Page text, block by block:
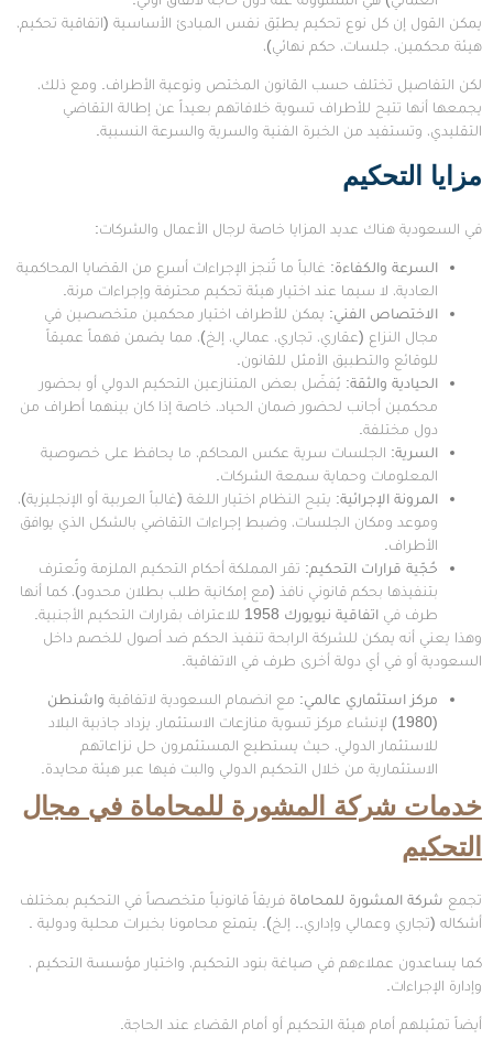
يمكن القول إن كل نوع تحكيم يطبّق نفس المبادئ الأساسية (اتفاقية تحكيم،
هيئة محكمين، جلسات، حكم نهائي)،
لكن التفاصيل تختلف حسب القانون المختص ونوعية الأطراف. ومع ذلك،
يجمعها أنها تتيح للأطراف تسوية خلافاتهم بعيداً عن إطالة التقاضي
التقليدي، وتستفيد من الخبرة الفنية والسرية والسرعة النسبية.
مزايا التحكيم
في السعودية هناك عديد المزايا خاصة لرجال الأعمال والشركات:
السرعة والكفاءة: غالباً ما تُنجز الإجراءات أسرع من القضايا المحاكمية
العادية، لا سيما عند اختيار هيئة تحكيم محترفة وإجراءات مرنة.
الاختصاص الفني: يمكن للأطراف اختيار محكمين متخصصين في
مجال النزاع (عقاري، تجاري، عمالي، إلخ)، مما يضمن فهماً عميقاً
للوقائع والتطبيق الأمثل للقانون.
الحيادية والثقة: يُفضّل بعض المتنازعين التحكيم الدولي أو بحضور
محكمين أجانب لحضور ضمان الحياد، خاصة إذا كان بينهما أطراف من
دول مختلفة.
السرية: الجلسات سرية عكس المحاكم، ما يحافظ على خصوصية
المعلومات وحماية سمعة الشركات.
المرونة الإجرائية: يتيح النظام اختيار اللغة (غالباً العربية أو الإنجليزية)،
وموعد ومكان الجلسات، وضبط إجراءات التقاضي بالشكل الذي يوافق
الأطراف.
حُجّية قرارات التحكيم: تقر المملكة أحكام التحكيم الملزمة وتُعترف
بتنفيذها بحكم قانوني نافذ (مع إمكانية طلب بطلان محدود)، كما أنها
طرف في اتفاقية نيويورك 1958
للاعتراف بقرارات التحكيم الأجنبية.
وهذا يعني أنه يمكن للشركة الرابحة تنفيذ الحكم ضد أصول للخصم داخل
السعودية أو في أي دولة أخرى طرف في الاتفاقية.
مركز استثماري عالمي: مع انضمام السعودية لاتفاقية واشنطن
(1980)
لإنشاء مركز تسوية منازعات الاستثمار، يزداد جاذبية البلاد
للاستثمار الدولي، حيث يستطيع المستثمرون حل نزاعاتهم
الاستثمارية من خلال التحكيم الدولي والبت فيها عبر هيئة محايدة.
خدمات شركة المشورة للمحاماة في مجال
التحكيم
تجمع شركة المشورة للمحاماة فريقاً قانونياً متخصصاً في التحكيم بمختلف
أشكاله (تجاري وعمالي وإداري.. إلخ). يتمتع محامونا بخبرات محلية ودولية .
كما يساعدون عملاءهم في صياغة بنود التحكيم، واختيار مؤسسة التحكيم ،
وإدارة الإجراءات.
أيضاً تمثيلهم أمام هيئة التحكيم أو أمام القضاء عند الحاجة.